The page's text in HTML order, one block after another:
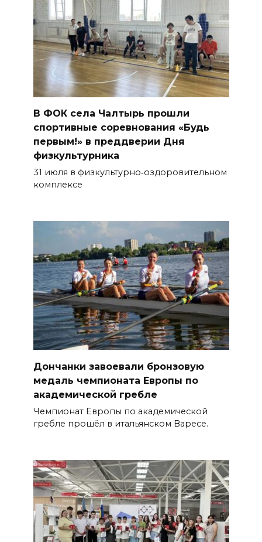
В ФОК села Чалтырь прошли
спортивные соревнования «Будь
первым!» в преддверии Дня
физкультурника
31 июля в физкультурно‑оздоровительном
комплексе
Дончанки завоевали бронзовую
медаль чемпионата Европы по
академической гребле
Чемпионат Европы по академической
гребле прошёл в итальянском Варесе.